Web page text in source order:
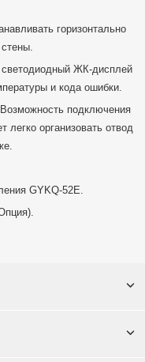
горизонтально
ЖК-дисплей
и кода ошибки.
подключения
легко организовать отвод
GYKQ-52E.